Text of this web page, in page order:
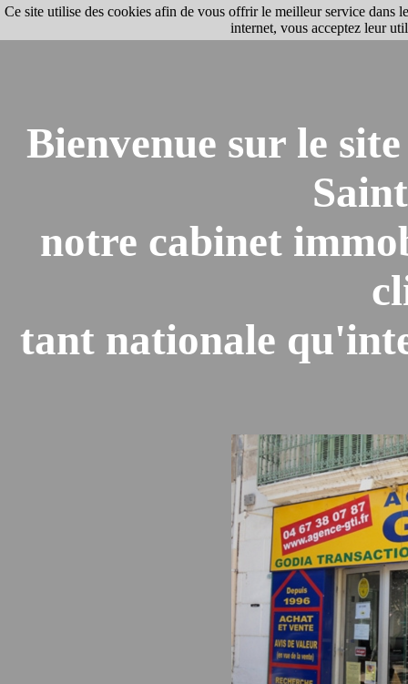
Bienvenue sur le
notre cabinet
tant nationale
Ce site utilise des cookies afin de vous offrir le meilleur service dans
internet, vous acceptez leur